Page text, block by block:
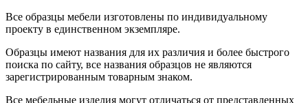
Все образцы мебели изготовлены по индивидуальному
проекту в единственном экземпляре.
Образцы имеют названия для их различия и более быстрого
поиска по сайту, все названия образцов не являются
зарегистрированным товарным знаком.
Все мебельные изделия могут отличаться от представленных